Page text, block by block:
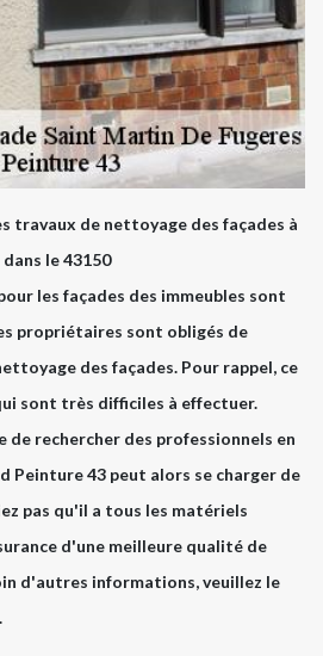
travaux de nettoyage des façades à
le 43150
les façades des immeubles sont
propriétaires sont obligés de
des façades. Pour rappel, ce
sont très difficiles à effectuer.
de rechercher des professionnels en
Peinture 43 peut alors se charger de
pas qu'il a tous les matériels
d'une meilleure qualité de
d'autres informations, veuillez le